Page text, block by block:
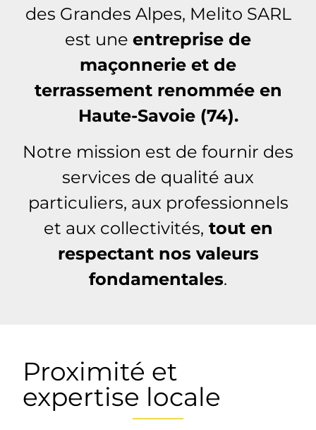
des Grandes Alpes, Melito SARL
est une entreprise de
maçonnerie et de
terrassement renommée en
Haute-Savoie (74).
Notre mission est de fournir des
services de qualité aux
particuliers, aux professionnels
et aux collectivités, tout en
respectant nos valeurs
fondamentales.
Proximité et
expertise locale